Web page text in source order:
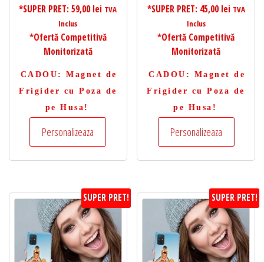
*SUPER PRET:59,00 lei TVA
Inclus
*Ofertă Competitivă
Monitorizată
CADOU : Magnet de
Frigider cu Poza de
pe Husa!
Personalizeaza
*SUPER PRET: 45,00 lei TVA
Inclus
*Ofertă Competitivă
Monitorizată
CADOU : Magnet de
Frigider cu Poza de
pe Husa!
Personalizeaza
SUPER PRET! SUPER PRET!